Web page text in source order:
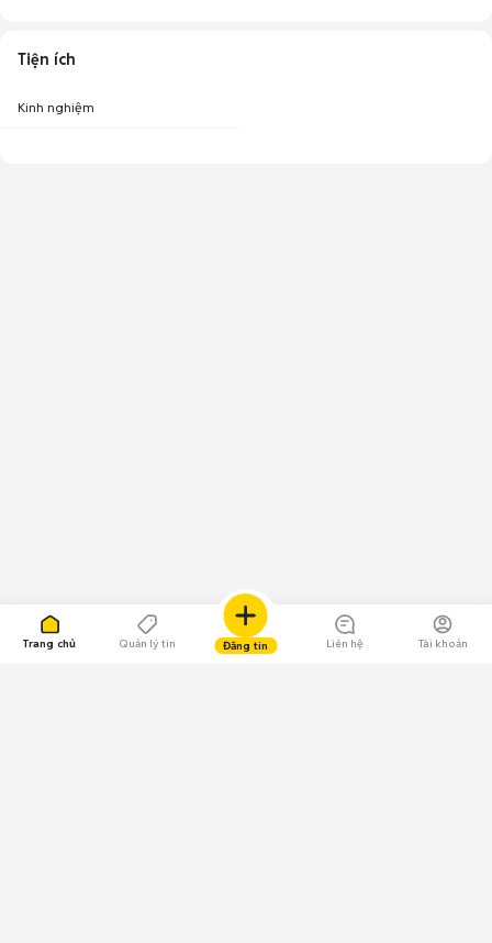
Trang chủ Quản lý tin Đăng tin Liên hệ Tài khoản
Tiện ích
Kinh nghiệm